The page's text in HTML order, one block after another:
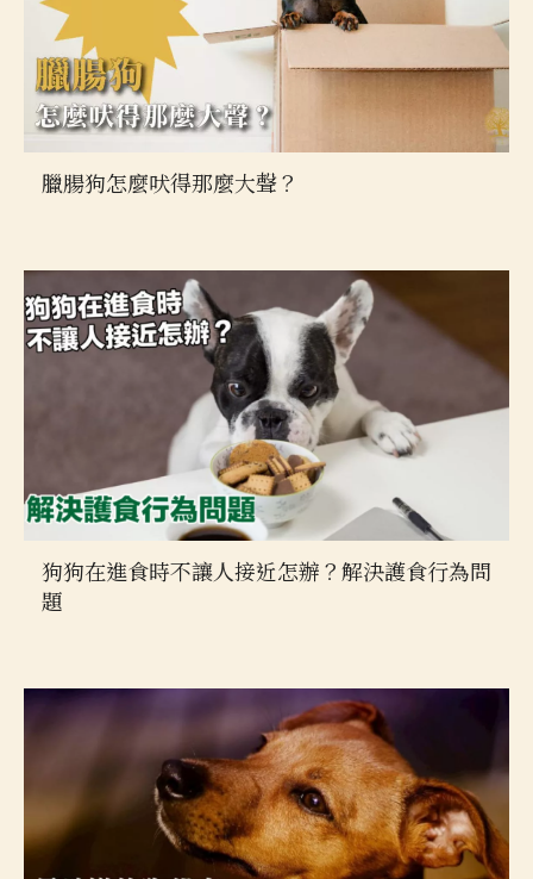
臘腸狗怎麼吠得那麼大聲？
狗狗在進食時不讓人接近怎辦？解決護食行為問
題